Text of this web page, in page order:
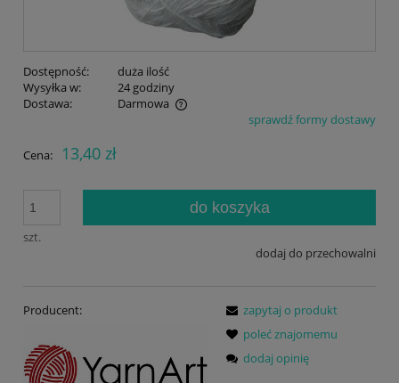
Dostępność:
duża ilość
Wysyłka w:
24 godziny
Dostawa:
Darmowa
Cena nie zawiera ewentualnych kosztów płatnościsprawdź formy dostawy
Cena: 13,40 zł
szt.
do koszyka
dodaj do przechowalni
Producent:
zapytaj o produkt
poleć znajomemu
dodaj opinię